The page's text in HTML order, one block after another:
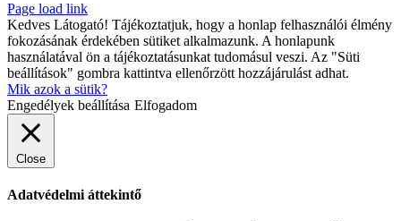
Page load link
Kedves Látogató! Tájékoztatjuk, hogy a honlap felhasználói élmény
fokozásának érdekében sütiket alkalmazunk. A honlapunk
használatával ön a tájékoztatásunkat tudomásul veszi. Az "Süti
beállítások" gombra kattintva ellenőrzött hozzájárulást adhat.
Mik azok a sütik?
Engedélyek beállítása Elfogadom
Close
Adatvédelmi áttekintő